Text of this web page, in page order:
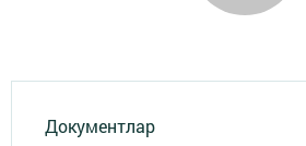
Документлар